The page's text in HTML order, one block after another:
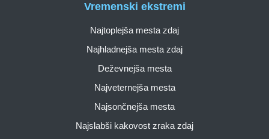
Vremenski ekstremi
Najtoplejša mesta zdaj
Najhladnejša mesta zdaj
Deževnejša mesta
Najveternejša mesta
Najsončnejša mesta
Najslabši kakovost zraka zdaj